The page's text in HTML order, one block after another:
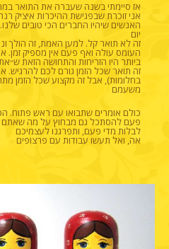
אז סיימתי בשנה שעברה את התואר
אני זוכרת שבפגישת ההיכרות איציק
האנשים שיהיו החברים הכי טובים
יום
זה לא תואר קל. למען האמת, זה הולך
העומס עולה ואף פעם אין מספיק זמן.
ביותר היו הזריחות והתחושה הזאת
זה תואר שכל הזמן גורם לכם להרגיש.
בחלומות), אבל זה מקצוע שכל הזמן
משעמם
כולם אומרים שתבואו עם ראש פתוח.
פעם להסתכל גם מבחוץ על מה שאתם
לבלות מדי פעם, ותפרגנו לעצמיכם
אה, ואל תעשו עבודות עם פרצופים